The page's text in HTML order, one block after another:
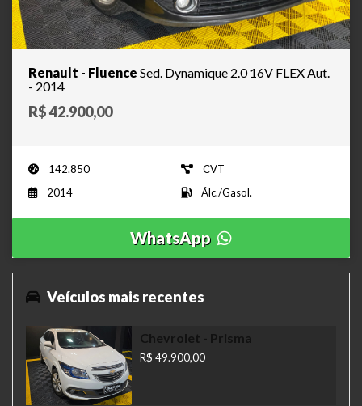
Renault - Fluence Sed. Dynamique 2.0 16V FLEX Aut.
- 2014
R$ 42.900,00
142.850
CVT
2014
Álc./Gasol.
WhatsApp
Veículos mais recentes
Chevrolet - Prisma
R$ 49.900,00